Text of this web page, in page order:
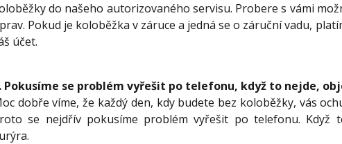
do našeho autorizovaného servisu. Probere s vámi
Pokud je koloběžka v záruce a jedná se o záruční vadu,
účet.
Pokusíme se problém vyřešit po telefonu, když to nejde,
dobře víme, že každý den, kdy budete bez koloběžky, vás
se nejdřív pokusíme problém vyřešit po telefonu. Když